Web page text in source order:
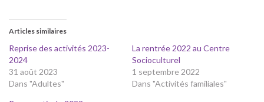
Articles similaires
Reprise des activités 2023-
2024
31 août 2023
Dans "Adultes"
La rentrée 2022 au Centre
Socioculturel
1 septembre 2022
Dans "Activités familiales"